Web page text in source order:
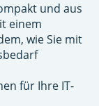
und aus
einem
wie Sie mit
für Ihre IT-